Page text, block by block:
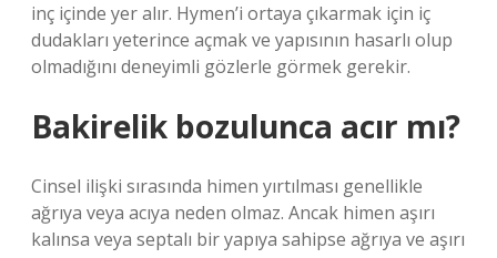
inç içinde yer alır. Hymen’i ortaya çıkarmak için iç
dudakları yeterince açmak ve yapısının hasarlı olup
olmadığını deneyimli gözlerle görmek gerekir.
Bakirelik bozulunca acır mı?
Cinsel ilişki sırasında himen yırtılması genellikle
ağrıya veya acıya neden olmaz. Ancak himen aşırı
kalınsa veya septalı bir yapıya sahipse ağrıya ve aşırı